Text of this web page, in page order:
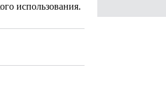
использования.